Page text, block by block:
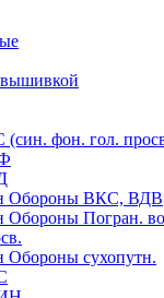
фон. гол.
Обороны ВКС, ВДВ
Обороны Погран.
сухопутн.